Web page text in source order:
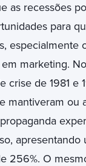
as recessões
para
especialmente
marketing.
crise de 1981 e
mantiveram ou
256%. O